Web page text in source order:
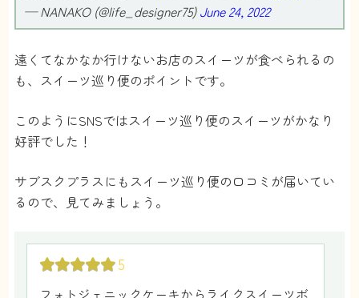
— NANAKO (@life_designer75)June 24, 2022
遠くてなかなか行けないお店のスイーツが食べられるの
も、スイーツ巡り便のポイントです。
このようにSNSではスイーツ巡り便のスイーツがかなり
好評でした！
サブスクプラスにもスイーツ巡り便の口コミが届いてい
るので、見てみましょう。
5
フォトジェニックケーキからライクスイーツボ